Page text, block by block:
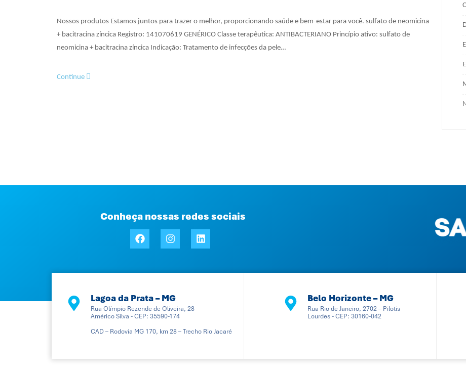
Nossos produtos Estamos juntos para trazer o melhor, proporcionando saúde e bem-estar para você. sulfato de neomicina
+ bacitracina zíncica Registro: 141070619 GENÉRICO Classe terapêutica: ANTIBACTERIANO Princípio ativo: sulfato de
neomicina + bacitracina zíncica Indicação: Tratamento de infecções da pele…
Continue
Conheça nossas redes sociais
Lagoa da Prata – MG
Rua Olímpio Rezende de Oliveira, 28
Américo Silva - CEP: 35590-174
CAD – Rodovia MG 170, km 28 – Trecho Rio Jacaré
Belo Horizonte – MG
Rua Rio de Janeiro, 2702 – Pilotis
Lourdes - CEP: 30160-042